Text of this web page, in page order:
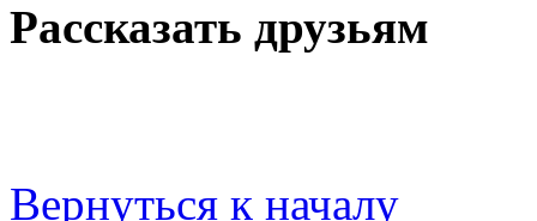
Рассказать друзьям
Вернуться к началу